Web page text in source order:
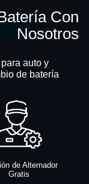
Con
Nosotros
auto y
de batería
de Alternador
Gratis